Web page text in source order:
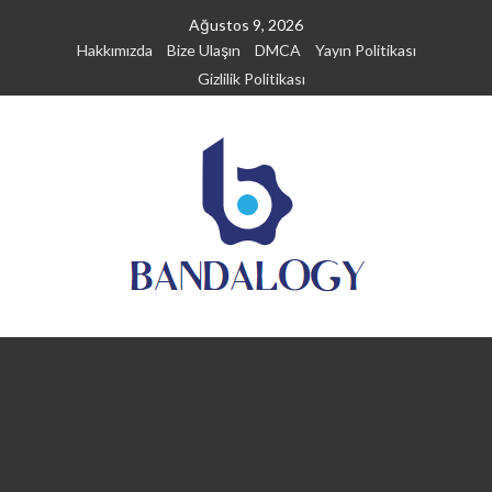
Ağustos 9, 2026
Hakkımızda
Bize Ulaşın DMCA
Yayın Politikası
Gizlilik Politikası